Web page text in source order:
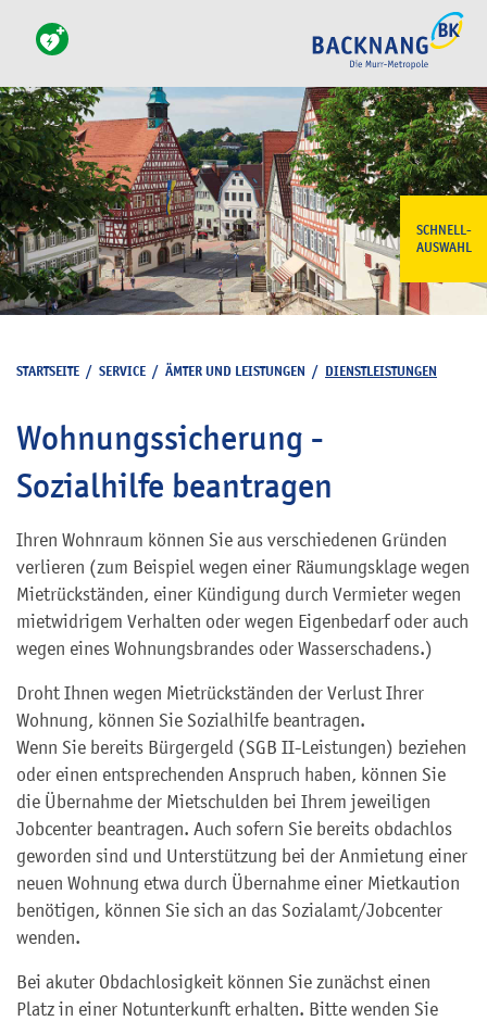
SCHNELL-
AUSWAHL
STARTSEITE / SERVICE / ÄMTER UND LEISTUNGEN / DIENSTLEISTUNGEN
Wohnungssicherung -
Sozialhilfe beantragen
Ihren Wohnraum können Sie aus verschiedenen Gründen
verlieren (zum Beispiel wegen einer Räumungsklage wegen
Mietrückständen, einer Kündigung durch Vermieter wegen
mietwidrigem Verhalten oder wegen Eigenbedarf oder auch
wegen eines Wohnungsbrandes oder Wasserschadens.)
Droht Ihnen wegen Mietrückständen der Verlust Ihrer
Wohnung, können Sie Sozialhilfe beantragen.
Wenn Sie bereits Bürgergeld (SGB II-Leistungen) beziehen
oder einen entsprechenden Anspruch haben, können Sie
die Übernahme der Mietschulden bei Ihrem jeweiligen
Jobcenter beantragen. Auch sofern Sie bereits obdachlos
geworden sind und Unterstützung bei der Anmietung einer
neuen Wohnung etwa durch Übernahme einer Mietkaution
benötigen, können Sie sich an das Sozialamt/Jobcenter
wenden.
Bei akuter Obdachlosigkeit können Sie zunächst einen
Platz in einer Notunterkunft erhalten. Bitte wenden Sie